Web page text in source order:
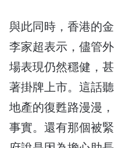
與此同時，香港的
李家超表示，儘管
場表現仍然穩健，
著掛牌上市。這話
地產的復甦路漫漫
事實。還有那個被